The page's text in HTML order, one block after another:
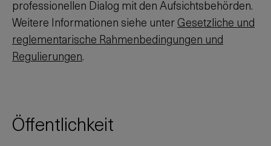
professionellen Dialog mit den Aufsichtsbehörden.
Weitere Informationen siehe unterGesetzliche und
reglementarische Rahmenbedingungen und
Regulierungen.
Öffentlichkeit